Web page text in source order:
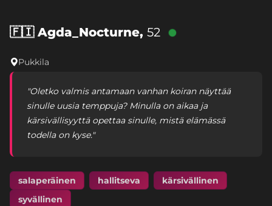
🇫🇮Agda_Nocturne, 52
Pukkila
"Oletko valmis antamaan vanhan koiran näyttää
sinulle uusia temppuja? Minulla on aikaa ja
kärsivällisyyttä opettaa sinulle, mistä elämässä
todella on kyse."
salaperäinen hallitseva
kärsivällinen
syvällinen